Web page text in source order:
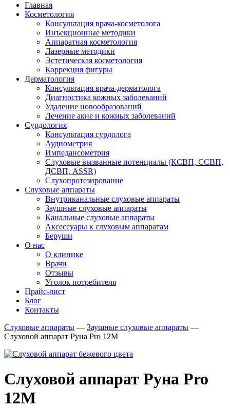
Главная
Косметология
Консультация врача-косметолога
Инъекционные методики
Аппаратная косметология
Лазерные методики
Эстетическая косметология
Коррекция фигуры
Дерматология
Консультация врача-дерматолога
Диагностика кожных заболеваний
Удаление новообразований
Лечение акне и кожных заболеваний
Сурдология
Консультация сурдолога
Аудиометрия
Импедансометрия
Слуховые вызванные потенциалы (КСВП, ССВП,
ДСВП, ASSR)
Слухопротезирование
Слуховые аппараты
Внутриканальные слуховые аппараты
Заушные слуховые аппараты
Канальные слуховые аппараты
Аксессуары к слуховым аппаратам
Беруши
О нас
О клинике
Врачи
Отзывы
Уголок потребителя
Прайс-лист
Блог
Контакты
Слуховые аппараты — Заушные слуховые аппараты —
Слуховой аппарат Руна Pro 12M
Слуховой аппарат Руна Pro
12M